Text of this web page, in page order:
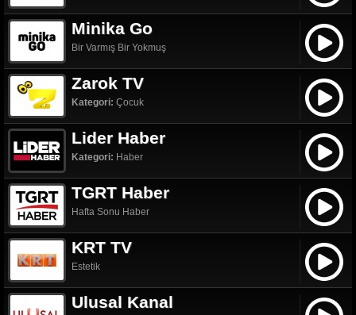
Minika Go
Bir Varmış Bir Yokmuş
Zarok TV
Kategori: Çocuk
Lider Haber
Kategori: Haber
TGRT Haber
Hafta Sonu Haber
KRT TV
Estetik
Ulusal Kanal